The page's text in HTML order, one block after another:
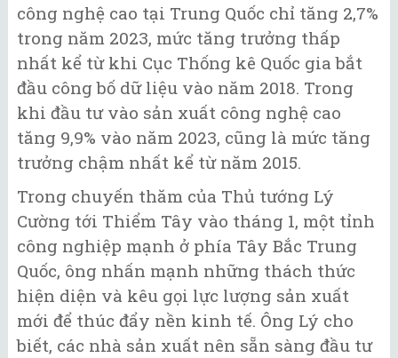
công nghệ cao tại Trung Quốc chỉ tăng 2,7%
trong năm 2023, mức tăng trưởng thấp
nhất kể từ khi Cục Thống kê Quốc gia bắt
đầu công bố dữ liệu vào năm 2018. Trong
khi đầu tư vào sản xuất công nghệ cao
tăng 9,9% vào năm 2023, cũng là mức tăng
trưởng chậm nhất kể từ năm 2015.
Trong chuyến thăm của Thủ tướng Lý
Cường tới Thiểm Tây vào tháng 1, một tỉnh
công nghiệp mạnh ở phía Tây Bắc Trung
Quốc, ông nhấn mạnh những thách thức
hiện diện và kêu gọi lực lượng sản xuất
mới để thúc đẩy nền kinh tế. Ông Lý cho
biết, các nhà sản xuất nên sẵn sàng đầu tư